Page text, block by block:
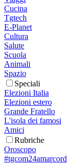
Cucina
Tgtech
E-Planet
Cultura
Salute
Scuola
Animali
Spazio
Speciali
Elezioni Italia
Elezioni estero
Grande Fratello
L'isola dei famosi
Amici
Rubriche
Oroscopo
#tgcom24amarcord